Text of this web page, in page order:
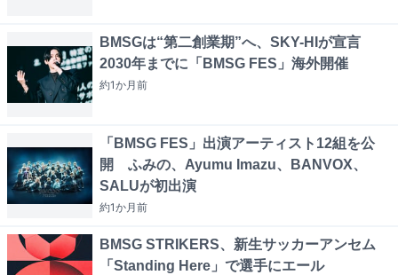
BMSGは“第二創業期”へ、SKY-HIが宣言
2030年までに「BMSG FES」海外開催
約1か月前
「BMSG FES」出演アーティスト12組を公
開 ふみの、Ayumu Imazu、BANVOX、
SALUが初出演
約1か月前
BMSG STRIKERS、新生サッカーアンセム
「Standing Here」で選手にエール